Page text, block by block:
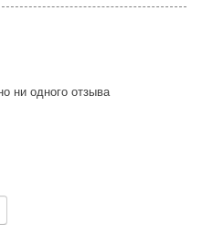
ни одного отзыва